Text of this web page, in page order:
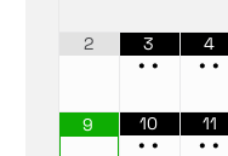
2
3
••
4
••
9
10
••
11
••